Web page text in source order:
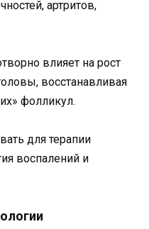
артритов,
влияет на рост
восстанавливая
фолликул.
для терапии
воспалений и